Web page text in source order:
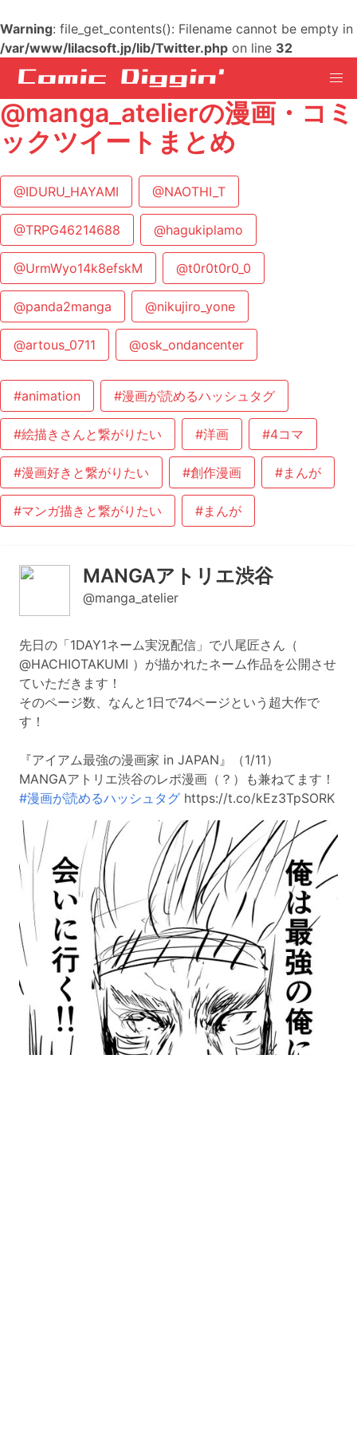
Warning: file_get_contents(): Filename cannot be empty in
/var/www/lilacsoft.jp/lib/Twitter.php on line 32
@manga_atelierの漫画・コミ
ックツイートまとめ
@IDURU_HAYAMI @NAOTHI_T
@TRPG46214688 @hagukiplamo
@UrmWyo14k8efskM @t0r0t0r0_0
@panda2manga @nikujiro_yone
@artous_0711 @osk_ondancenter
#animation #漫画が読めるハッシュタグ
#絵描きさんと繋がりたい #洋画 #4コマ
#漫画好きと繋がりたい #創作漫画 #まんが
#マンガ描きと繋がりたい #まんが
MANGAアトリエ渋谷
@manga_atelier
先日の「1DAY1ネーム実況配信」で八尾匠さん（
@HACHIOTAKUMI ）が描かれたネーム作品を公開させ
ていただきます！
そのページ数、なんと1日で74ページという超大作で
す！
『アイアム最強の漫画家 in JAPAN』（1/11）
MANGAアトリエ渋谷のレポ漫画（？）も兼ねてます！
#漫画が読めるハッシュタグ https://t.co/kEz3TpSORK